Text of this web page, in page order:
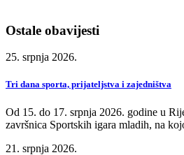
Ostale obavijesti
25. srpnja 2026.
Tri dana sporta, prijateljstva i zajedništva
Od 15. do 17. srpnja 2026. godine u
završnica Sportskih igara mladih, na
21. srpnja 2026.